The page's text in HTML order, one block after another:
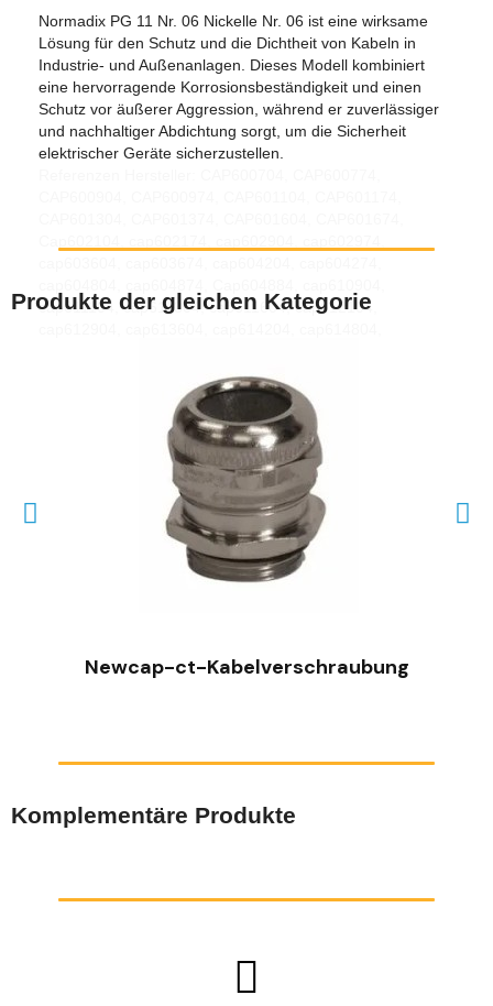
Normadix PG 11 Nr. 06 Nickelle Nr. 06 ist eine wirksame
Lösung für den Schutz und die Dichtheit von Kabeln in
Industrie- und Außenanlagen. Dieses Modell kombiniert
eine hervorragende Korrosionsbeständigkeit und einen
Schutz vor äußerer Aggression, während er zuverlässiger
und nachhaltiger Abdichtung sorgt, um die Sicherheit
elektrischer Geräte sicherzustellen.
cap611104, cap611304, cap611604, cap612104,
Produkte der gleichen Kategorie
Newcap-ct-Kabelverschraubung
Komplementäre Produkte